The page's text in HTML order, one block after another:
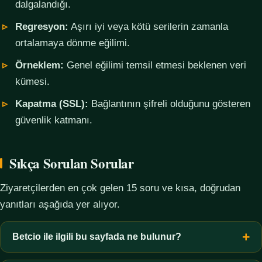
dalgalandığı.
Regresyon: Aşırı iyi veya kötü serilerin zamanla
ortalamaya dönme eğilimi.
Örneklem: Genel eğilimi temsil etmesi beklenen veri
kümesi.
Kapatma (SSL): Bağlantının şifreli olduğunu gösteren
güvenlik katmanı.
Sıkça Sorulan Sorular
Ziyaretçilerden en çok gelen 15 soru ve kısa, doğrudan
yanıtları aşağıda yer alıyor.
Betcio ile ilgili bu sayfada ne bulunur?
Bu sayfada yalnızca kavramsal bilgi, terim açıklamaları, veri